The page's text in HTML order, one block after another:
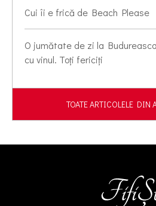
Cui îi e frică de Beach Please
O jumătate de zi la
cu vinul. Toți fericiți
TOATE ARTICOLELE DIN